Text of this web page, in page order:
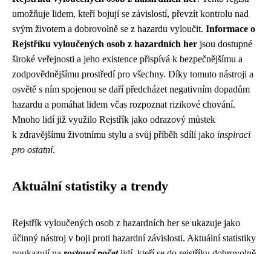
umožňuje lidem, kteří bojují se závislostí, převzít kontrolu nad
svým životem a dobrovolně se z hazardu vyloučit. Informace o
Rejstříku vyloučených osob z hazardních her jsou dostupné
široké veřejnosti a jeho existence přispívá k bezpečnějšímu a
zodpovědnějšímu prostředí pro všechny. Díky tomuto nástroji a
osvětě s ním spojenou se daří předcházet negativním dopadům
hazardu a pomáhat lidem včas rozpoznat rizikové chování.
Mnoho lidí již využilo Rejstřík jako odrazový můstek
k zdravějšímu životnímu stylu a svůj příběh sdílí jako inspiraci
pro ostatní.
Aktuální statistiky a trendy
Rejstřík vyloučených osob z hazardních her se ukazuje jako
účinný nástroj v boji proti hazardní závislosti. Aktuální statistiky